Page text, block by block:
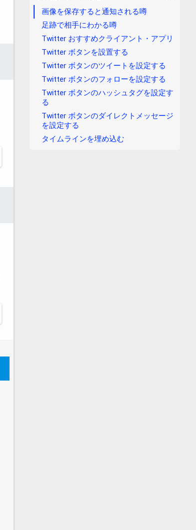
画像を保存すると通知される噂
足跡で相手にわかる噂
Twitter おすすめクライアント・アプリ
Twitter ボタンを設置する
Twitter ボタンのツイートを設定する
Twitter ボタンのフォローを設定する
Twitter ボタンのハッシュタグを設定す
る
Twitter ボタンのダイレクトメッセージ
を設定する
タイムラインを埋め込む